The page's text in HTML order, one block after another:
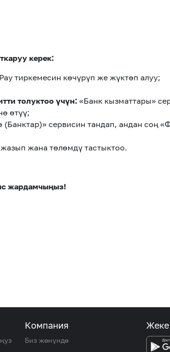
керек:
тиркемесин көчүрүп же жүктөп алуу;
толуктоо үчүн: «Банк кызматтары»
өтүү;
(Банктар)» сервисин тандап, андан соң
жана төлөмдү тастыктоо.
жардамчыңыз!
Компания
Биз жөнүндө
Жеке